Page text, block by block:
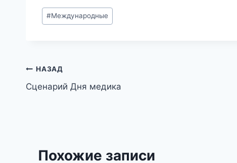
Метки
записи:
#Международные
Навигация
по
НАЗАД
Сценарий Дня медика
Похожие записи